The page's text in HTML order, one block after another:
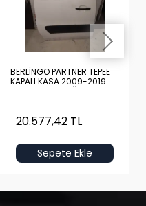
BERLİNGO PARTNER TEPEE
KAPALI KASA 2009-2019
DOLU BEYAZ SAĞ ARKA
20.577,42 TL
Sepete Ekle